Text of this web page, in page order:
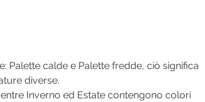
Palette calde e Palette fredde, ciò significa
diverse.
Inverno ed Estate contengono colori